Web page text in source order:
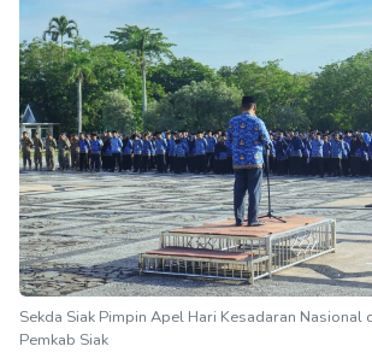
Sekda Siak Pimpin Apel Hari Kesadaran Nasional
Pemkab Siak